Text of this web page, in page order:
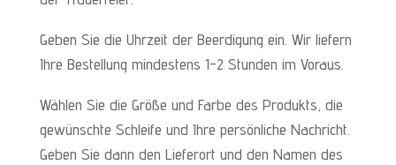
Geben Sie die Uhrzeit der Beerdigung ein. Wir liefern
Ihre Bestellung mindestens 1-2 Stunden im Voraus.
Wählen Sie die Größe und Farbe des Produkts, die
gewünschte Schleife und Ihre persönliche Nachricht.
Geben Sie dann den Lieferort und den Namen des